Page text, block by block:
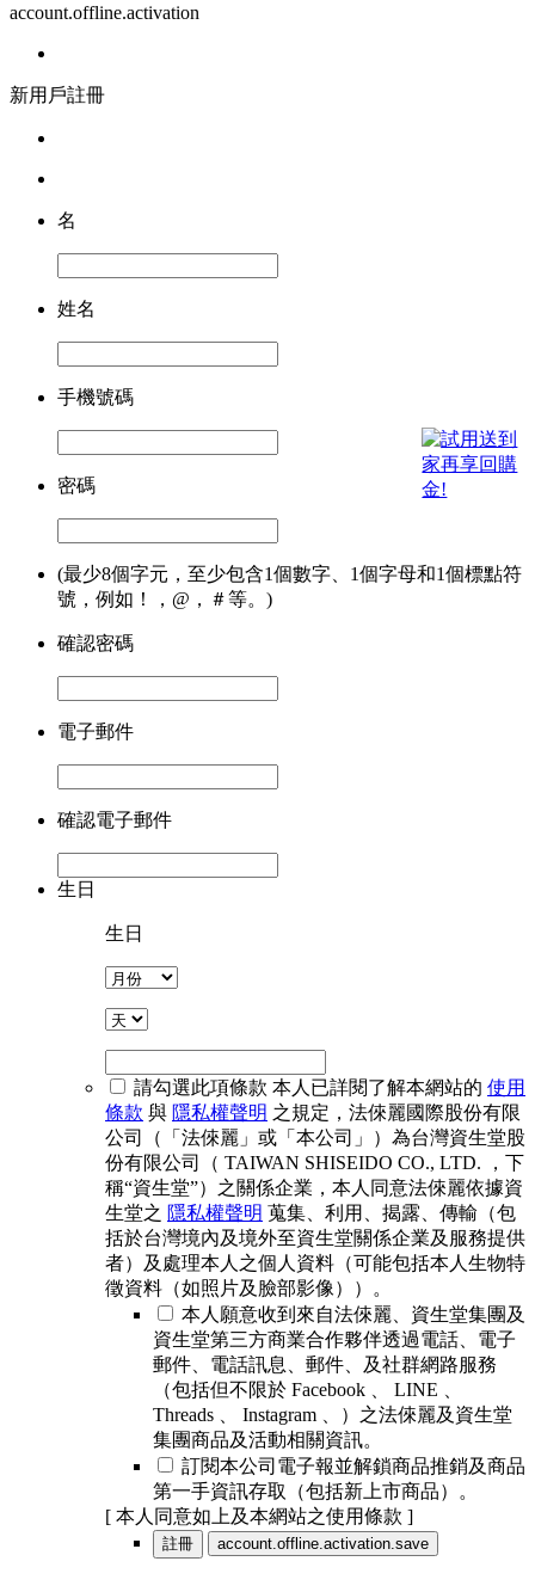
account.offline.activation
新用戶註冊
名
姓名
手機號碼
密碼
(最少8個字元，至少包含1個數字、1個字母和1個標點符
號，例如！，@，＃等。)
確認密碼
電子郵件
確認電子郵件
生日
生日
請勾選此項條款 本人已詳閱了解本網站的 使用
條款 與 隱私權聲明 之規定，法倈麗國際股份有限
公司（「法倈麗」或「本公司」）為台灣資生堂股
份有限公司（ TAIWAN SHISEIDO CO., LTD. ，下
稱“資生堂”）之關係企業，本人同意法倈麗依據資
生堂之 隱私權聲明 蒐集、利用、揭露、傳輸（包
括於台灣境內及境外至資生堂關係企業及服務提供
者）及處理本人之個人資料（可能包括本人生物特
徵資料（如照片及臉部影像））。
本人願意收到來自法倈麗、資生堂集團及
資生堂第三方商業合作夥伴透過電話、電子
郵件、電話訊息、郵件、及社群網路服務
（包括但不限於 Facebook 、 LINE 、
Threads 、 Instagram 、）之法倈麗及資生堂
集團商品及活動相關資訊。
訂閱本公司電子報並解鎖商品推銷及商品
第一手資訊存取（包括新上市商品）。
[ 本人同意如上及本網站之使用條款 ]
註冊 account.offline.activation.save